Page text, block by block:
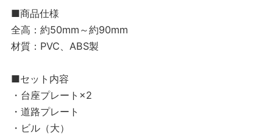
■商品仕様
全高：約50mm～約90mm
材質：PVC、ABS製
■セット内容
・台座プレート×2
・道路プレート
・ビル（大）